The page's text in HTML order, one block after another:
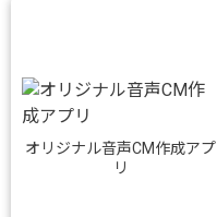
オリジナル音声CM作成アプ
リ